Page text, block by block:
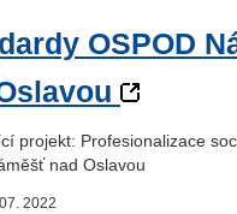
OSPOD
projekt: Profesionalizace
nad Oslavou
2022